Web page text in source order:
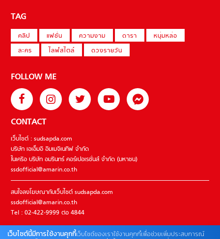
TAG
คลิป แฟชั่น ความงาม ดารา
หนุ่มหล่อ
ละคร
ไลฟ์สไตล์ ดวงรายวัน
FOLLOW ME
CONTACT
เว็บไซต์ : sudsapda.com
บริษัท เอเอ็มอี อิมเมจิเนทีฟ จำกัด
ในเครือ บริษัท อมรินทร์ คอร์เปอเรชั่นส์ จำกัด (มหาชน)
ssdofficial@amarin.co.th
สนใจลงโฆษณากับเว็บไซต์ sudsapda.com
ssdofficial@amarin.co.th
Tel : 02-422-9999 ต่อ 4844
เว็บไซต์นี้มีการใช้งานคุกกี้เว็บไซต์ของเราใช้งานคุกกี้เพื่อช่วยเพิ่มประสบการณ์